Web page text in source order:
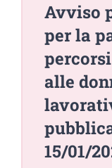
Avviso
per la
alle
15/01/